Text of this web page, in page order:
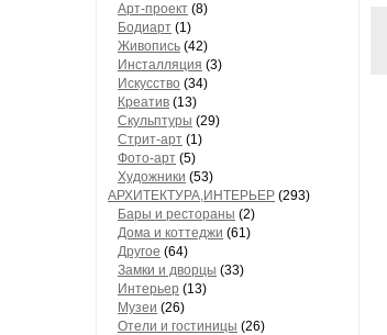
Арт-проект (8)
Бодиарт (1)
Живопись (42)
Инсталляция (3)
Искусство (34)
Креатив (13)
Скульптуры (29)
Стрит-арт (1)
Фото-арт (5)
Художники (53)
АРХИТЕКТУРА,ИНТЕРЬЕР (293)
Бары и рестораны (2)
Дома и коттеджи (61)
Другое (64)
Замки и дворцы (33)
Интерьер (13)
Музеи (26)
Отели и гостиницы (26)